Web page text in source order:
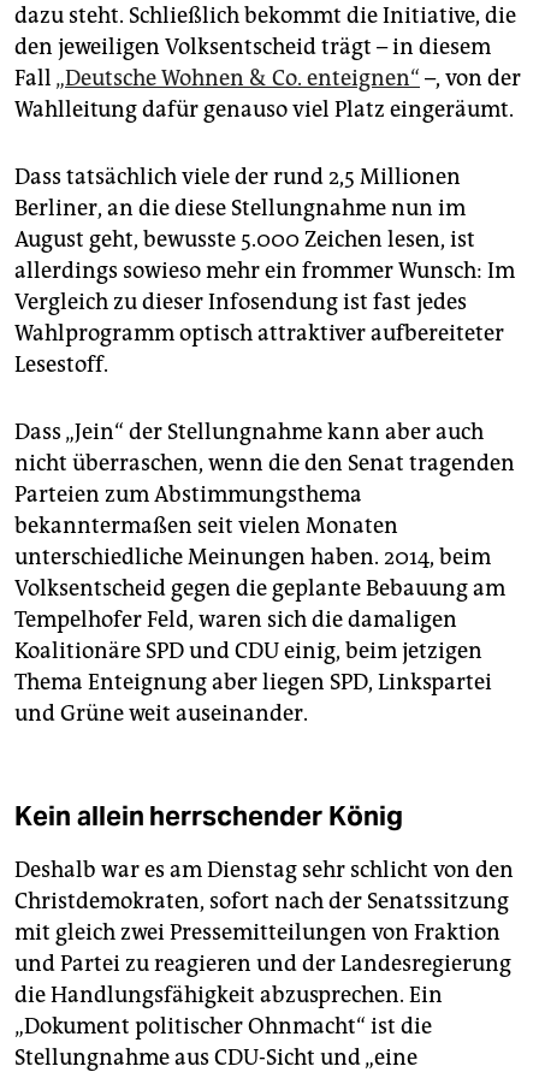
dazu steht. Schließlich bekommt die Initiative, die
den jeweiligen Volksentscheid trägt – in diesem
Fall „Deutsche Wohnen & Co. enteignen“ –, von der
Wahlleitung dafür genauso viel Platz eingeräumt.
Dass tatsächlich viele der rund 2,5 Millionen
Berliner, an die diese Stellungnahme nun im
August geht, bewusste 5.000 Zeichen lesen, ist
allerdings sowieso mehr ein frommer Wunsch: Im
Vergleich zu dieser Infosendung ist fast jedes
Wahlprogramm optisch attraktiver aufbereiteter
Lesestoff.
Dass „Jein“ der Stellungnahme kann aber auch
nicht überraschen, wenn die den Senat tragenden
Parteien zum Abstimmungsthema
bekanntermaßen seit vielen Monaten
unterschiedliche Meinungen haben. 2014, beim
Volksentscheid gegen die geplante Bebauung am
Tempelhofer Feld, waren sich die damaligen
Koalitionäre SPD und CDU einig, beim jetzigen
Thema Enteignung aber liegen SPD, Linkspartei
und Grüne weit auseinander.
Kein allein herrschender König
Deshalb war es am Dienstag sehr schlicht von den
Christdemokraten, sofort nach der Senatssitzung
mit gleich zwei Pressemitteilungen von Fraktion
und Partei zu reagieren und der Landesregierung
die Handlungsfähigkeit abzusprechen. Ein
„Dokument politischer Ohnmacht“ ist die
Stellungnahme aus CDU-Sicht und „eine